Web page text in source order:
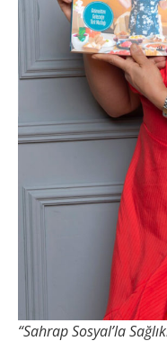
“Sahrap Sosyal’la